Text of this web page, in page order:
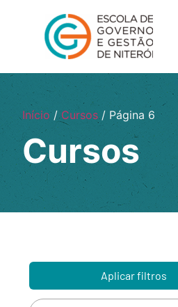
Início/Cursos/ Página 6
Cursos
Aplicar filtros